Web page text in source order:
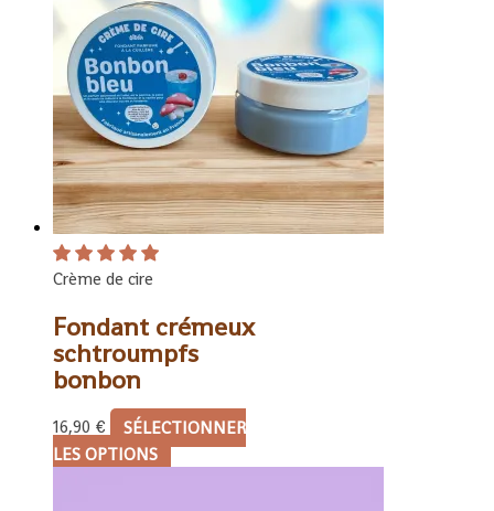
Crème de cire
Fondant crémeux
schtroumpfs
bonbon
16,90 €
SÉLECTIONNER
LES OPTIONS